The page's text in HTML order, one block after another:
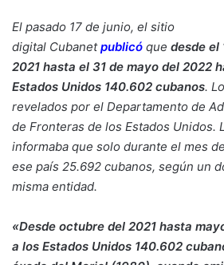
El pasado 17 de junio, el sitio
digital Cubanet publicó que desde el
2021 hasta el 31 de mayo del 2022
Estados Unidos 140.602 cubanos.
revelados por el Departamento de
de Fronteras de los Estados Unidos.
informaba que solo durante el mes
ese país 25.692 cubanos, según un
misma entidad.
«Desde octubre del 2021 hasta
a los Estados Unidos 140.602